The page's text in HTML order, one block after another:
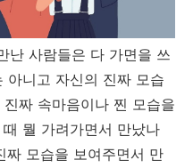
난 사람들은 다 가면을 쓰
아니고 자신의 진짜 모습
짜 속마음이나 찐 모습을
뭘 가려가면서 만났나
짜 모습을 보여주면서 만